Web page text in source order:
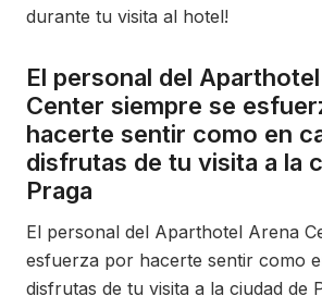
durante tu visita al hotel!
El personal del
Center siempre se
hacerte sentir como en
disfrutas de tu visita a la
Praga
El personal del Aparthotel Arena
esfuerza por hacerte sentir como
disfrutas de tu visita a la ciudad de